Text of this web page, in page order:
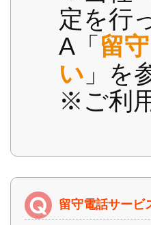
定を行
A「 留
い 」を
※ご利
留守電話サービ